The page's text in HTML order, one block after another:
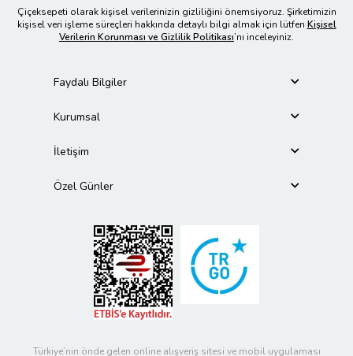
Çiçeksepeti olarak kişisel verilerinizin gizliliğini önemsiyoruz. Şirketimizin
kişisel veri işleme süreçleri hakkında detaylı bilgi almak için lütfen Kişisel
Verilerin Korunması ve Gizlilik Politikası’nı inceleyiniz.
Faydalı Bilgiler
Kurumsal
İletişim
Özel Günler
Türkiye’nin önde gelen online alışveriş sitesi ve mobil uygulaması